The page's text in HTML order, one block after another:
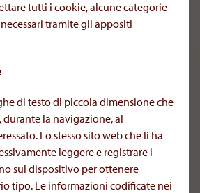
Italy S.R.L.
1
tutti i cookie, alcune categorie
tramite gli appositi
di testo di piccola dimensione che
la navigazione, al
Lo stesso sito web che li ha
leggere e registrare i
sul dispositivo per ottenere
tipo. Le informazioni codificate nei